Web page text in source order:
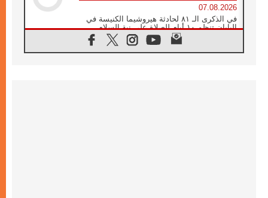
07.08.2026
في الذكرى الـ ٨١ لحادثة هيروشيما الكنيسة في
اليابان تنظم ١٠ أيام للصلاة على نية السلام
الكنيسة في الأوروغواي: زيارة البابا ستعزز